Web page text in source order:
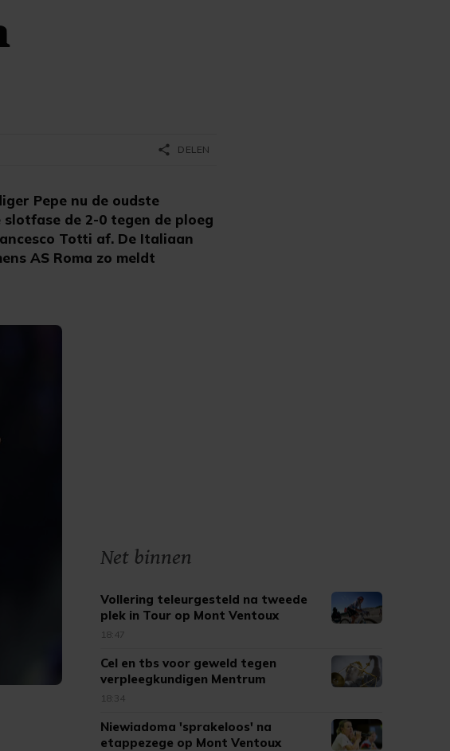
Pepe nu de oudste
de 2-0 tegen de ploeg
Totti af. De Italiaan
AS Roma zo meldt
share DELEN
Net binnen
Vollering teleurgesteld na tweede
plek in Tour op Mont Ventoux
18:47
Cel en tbs voor geweld tegen
verpleegkundigen Mentrum
18:34
Niewiadoma 'sprakeloos' na
etappezege op Mont Ventoux